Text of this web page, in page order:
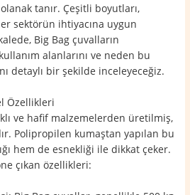
tanır. Çeşitli boyutları,
sektörün ihtiyacına uygun
Big Bag çuvalların
alanlarını ve neden bu
detaylı bir şekilde inceleyeceğiz.
Özellikleri
ve hafif malzemelerden üretilmiş,
Polipropilen kumaştan yapılan bu
hem de esnekliği ile dikkat çeker.
çıkan özellikleri: